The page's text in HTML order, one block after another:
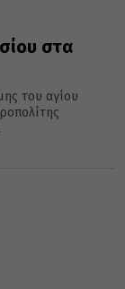
στα
του αγίου